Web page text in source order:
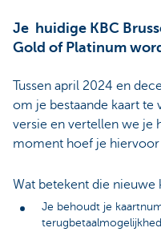
Je huidige KBC
Gold of Platinum
Tussen april 2024 en
om je bestaande kaart te
versie en vertellen we je
moment hoef je
Wat betekent die
Je behoudt je